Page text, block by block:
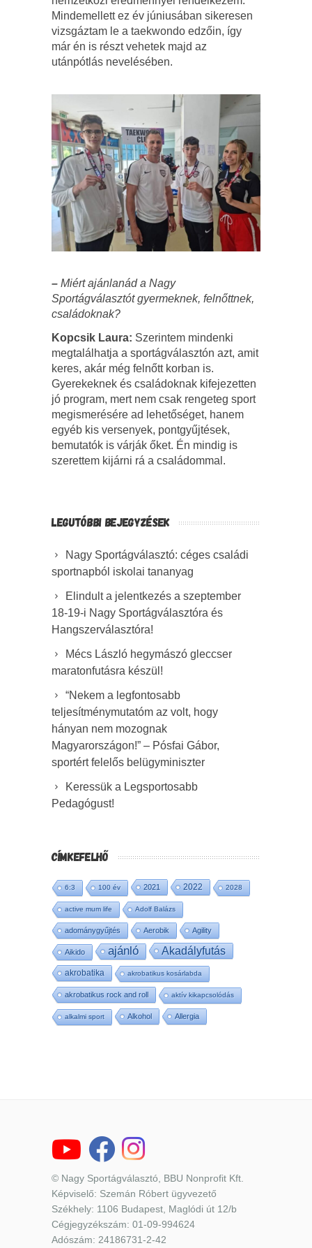
Mindemellett ez év júniusában sikeresen
vizsgáztam le a taekwondo edzőin, így
már én is részt vehetek majd az
utánpótlás nevelésében.
– Miért ajánlanád a Nagy
Sportágválasztót gyermeknek, felnőttnek,
családoknak?
Kopcsik Laura: Szerintem mindenki
megtalálhatja a sportágválasztón azt, amit
keres, akár még felnőtt korban is.
Gyerekeknek és családoknak kifejezetten
jó program, mert nem csak rengeteg sport
megismerésére ad lehetőséget, hanem
egyéb kis versenyek, pontgyűjtések,
bemutatók is várják őket. Én mindig is
szerettem kijárni rá a családommal.
LEGUTÓBBI BEJEGYZÉSEK
Nagy Sportágválasztó: céges családi
sportnapból iskolai tananyag
Elindult a jelentkezés a szeptember
18-19-i Nagy Sportágválasztóra és
Hangszerválasztóra!
Mécs László hegymászó gleccser
maratonfutásra készül!
“Nekem a legfontosabb
teljesítménymutatóm az volt, hogy
hányan nem mozognak
Magyarországon!” – Pósfai Gábor,
sportért felelős belügyminiszter
Keressük a Legsportosabb
Pedagógust!
CÍMKEFELHŐ
6:3 100 év 2021 2022 2028
active mum life Adolf Balázs
adománygyűjtés Aerobik Agility
Aikido ajánló Akadályfutás
akrobatika akrobatikus kosárlabda
akrobatikus rock and roll aktív kikapcsolódás
alkalmi sport Alkohol Allergia
© Nagy Sportágválasztó, BBU Nonprofit Kft.
Képviselő: Szemán Róbert ügyvezető
Székhely: 1106 Budapest, Maglódi út 12/b
Cégjegyzékszám: 01-09-994624
Adószám: 24186731-2-42